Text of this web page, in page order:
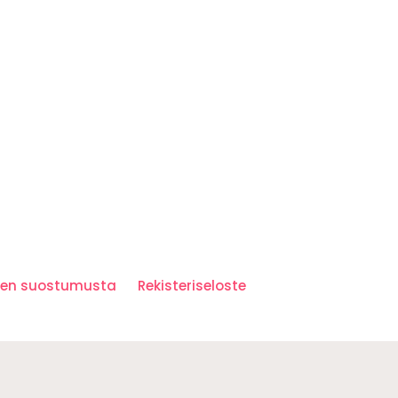
suostumusta Rekisteriseloste